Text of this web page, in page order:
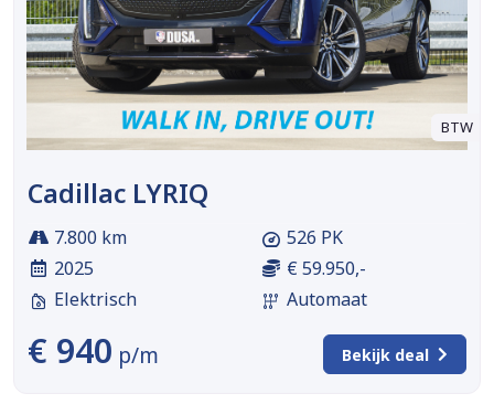
BTW
Cadillac LYRIQ
7.800 km
2025
Elektrisch
526 PK
€ 59.950,-
Automaat
€ 940 p/m Bekijk deal